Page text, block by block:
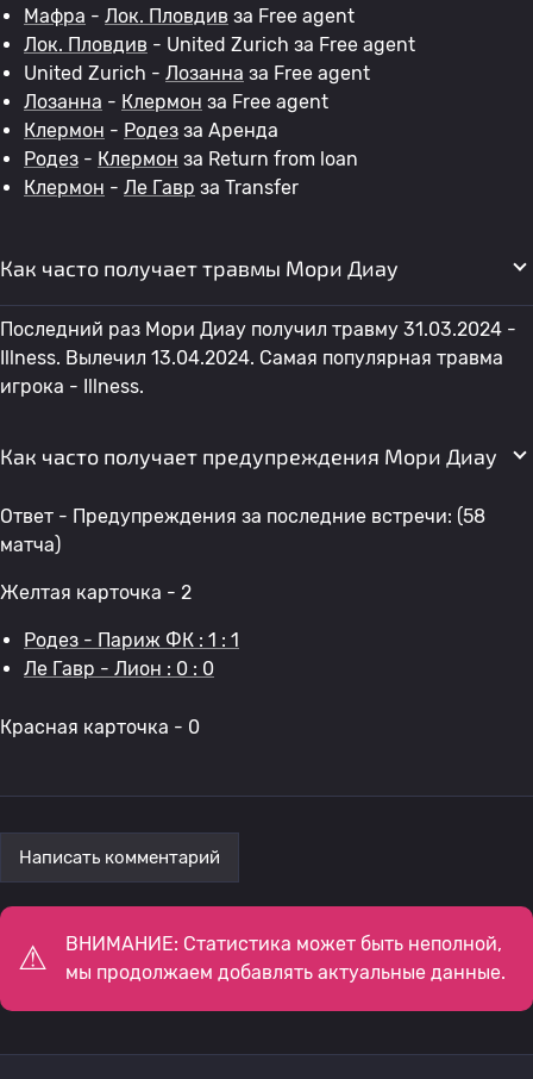
Мафра - Лок. Пловдив за Free agent
Лок. Пловдив - United Zurich за Free agent
United Zurich - Лозанна за Free agent
Лозанна - Клермон за Free agent
Клермон - Родез за Аренда
Родез - Клермон за Return from loan
Клермон - Ле Гавр за Transfer
Как часто получает травмы Мори Диау
Последний раз Мори Диау получил травму 31.03.2024 -
Illness. Вылечил 13.04.2024. Самая популярная травма
игрока - Illness.
Как часто получает предупреждения Мори Диау
Ответ - Предупреждения за последние встречи: (58
матча)
Желтая карточка - 2
Родез - Париж ФК : 1 : 1
Ле Гавр - Лион : 0 : 0
Красная карточка - 0
Написать комментарий
ВНИМАНИЕ: Статистика может быть неполной,
мы продолжаем добавлять актуальные данные.